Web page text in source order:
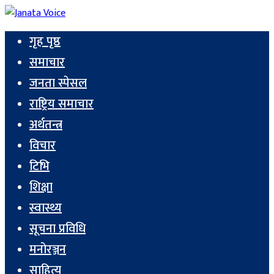
गृह पृष्ठ
समाचार
जनता स्पेसल
राष्ट्रिय समाचार
अर्थतन्त्र
विचार
टिभि
शिक्षा
स्वास्थ्य
सूचना प्रविधि
मनोरञ्जन